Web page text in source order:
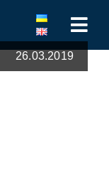
26.03.2019